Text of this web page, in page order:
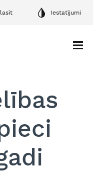
Iestatījumi